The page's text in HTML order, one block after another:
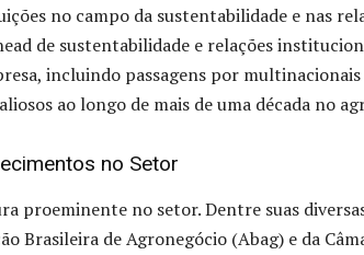
no campo da sustentabilidade e nas
de sustentabilidade e relações
incluindo passagens por
ao longo de mais de uma década no
no Setor
proeminente no setor. Dentre suas
Brasileira de Agronegócio (Abag) e da